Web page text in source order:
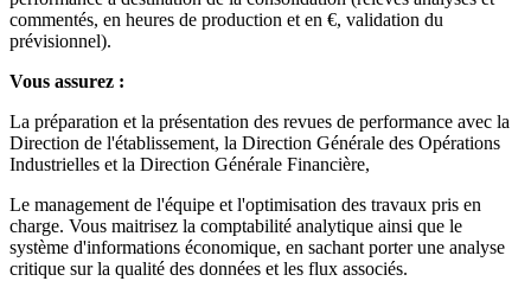
commentés, en heures de production et en €, validation du
prévisionnel).
Vous assurez :
La préparation et la présentation des revues de performance avec la
Direction de l'établissement, la Direction Générale des Opérations
Industrielles et la Direction Générale Financière,
Le management de l'équipe et l'optimisation des travaux pris en
charge. Vous maitrisez la comptabilité analytique ainsi que le
système d'informations économique, en sachant porter une analyse
critique sur la qualité des données et les flux associés.